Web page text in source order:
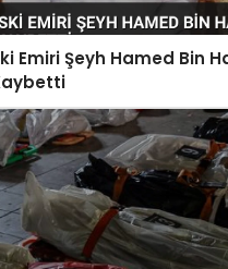
Emiri Şeyh Hamed Bin